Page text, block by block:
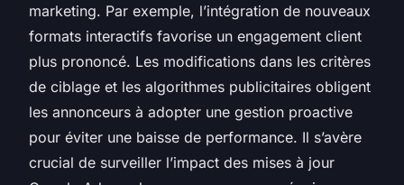
marketing. Par exemple, l’intégration de nouveaux
formats interactifs favorise un engagement client
plus prononcé. Les modifications dans les critères
de ciblage et les algorithmes publicitaires obligent
les annonceurs à adopter une gestion proactive
pour éviter une baisse de performance. Il s’avère
crucial de surveiller l’impact des mises à jour